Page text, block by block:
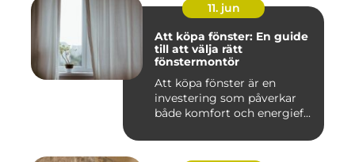
11. jun
Att köpa fönster: En guide
till att välja rätt
fönstermontör
Att köpa fönster är en
investering som påverkar
både komfort och energief...